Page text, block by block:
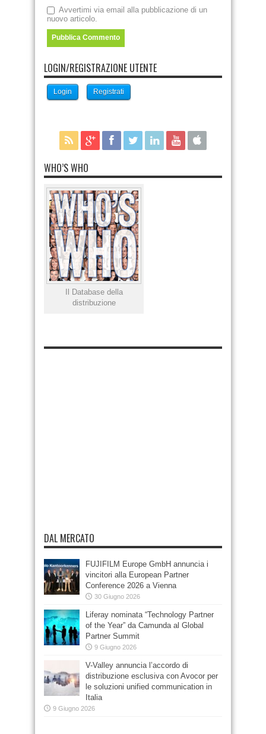
Avvertimi via email alla pubblicazione di un
nuovo articolo.
LOGIN/REGISTRAZIONE UTENTE
Login Registrati
WHO’S WHO
Il Database della
distribuzione
DAL MERCATO
FUJIFILM Europe GmbH annuncia i
vincitori alla European Partner
Conference 2026 a Vienna
30 Giugno 2026
Liferay nominata “Technology Partner
of the Year” da Camunda al Global
Partner Summit
9 Giugno 2026
V-Valley annuncia l’accordo di
distribuzione esclusiva con Avocor per
le soluzioni unified communication in
Italia
9 Giugno 2026